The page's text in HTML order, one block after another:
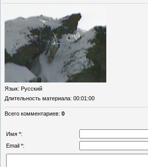
Язык: Русский
Длительность материала: 00:01:00
Всего комментариев: 0
Имя *:
Email *: